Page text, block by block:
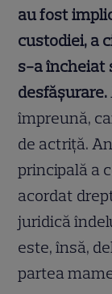
au fost
custodiei, a
s-a încheiat
desfășurare.
împreună,
de actriță.
principală a
acordat
juridică
este, însă,
partea